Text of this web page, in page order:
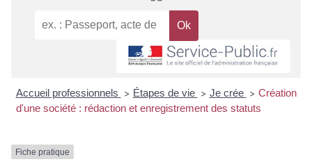
Accueil professionnels > Étapes de vie > Je crée > Création
d'une société : rédaction et enregistrement des statuts
Fiche pratique